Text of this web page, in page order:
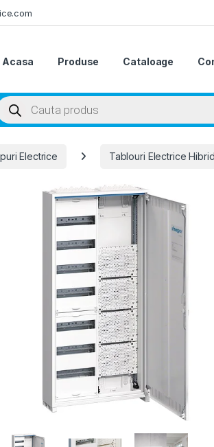
Acasa Produse Cataloage
search
Electrice Tablouri Electrice